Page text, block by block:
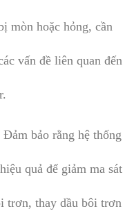
mòn hoặc hỏng, cần
vấn đề liên quan đến
Đảm bảo rằng hệ thống
quả để giảm ma sát
trơn, thay dầu bôi trơn